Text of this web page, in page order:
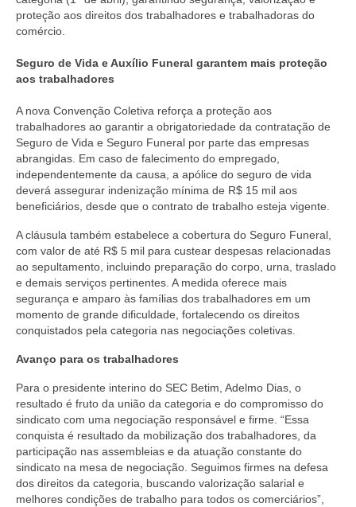
proteção aos direitos dos trabalhadores e trabalhadoras do
comércio.
Seguro de Vida e Auxílio Funeral garantem mais proteção
aos trabalhadores
A nova Convenção Coletiva reforça a proteção aos
trabalhadores ao garantir a obrigatoriedade da contratação de
Seguro de Vida e Seguro Funeral por parte das empresas
abrangidas. Em caso de falecimento do empregado,
independentemente da causa, a apólice do seguro de vida
deverá assegurar indenização mínima de R$ 15 mil aos
beneficiários, desde que o contrato de trabalho esteja vigente.
A cláusula também estabelece a cobertura do Seguro Funeral,
com valor de até R$ 5 mil para custear despesas relacionadas
ao sepultamento, incluindo preparação do corpo, urna, traslado
e demais serviços pertinentes. A medida oferece mais
segurança e amparo às famílias dos trabalhadores em um
momento de grande dificuldade, fortalecendo os direitos
conquistados pela categoria nas negociações coletivas.
Avanço para os trabalhadores
Para o presidente interino do SEC Betim, Adelmo Dias, o
resultado é fruto da união da categoria e do compromisso do
sindicato com uma negociação responsável e firme. “Essa
conquista é resultado da mobilização dos trabalhadores, da
participação nas assembleias e da atuação constante do
sindicato na mesa de negociação. Seguimos firmes na defesa
dos direitos da categoria, buscando valorização salarial e
melhores condições de trabalho para todos os comerciários”,